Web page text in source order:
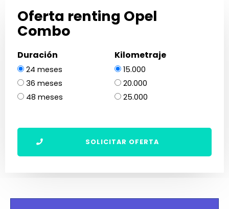
Oferta renting Opel
Combo
Duración
24 meses
36 meses
48 meses
Kilometraje
15.000
20.000
25.000
SOLICITAR OFERTA